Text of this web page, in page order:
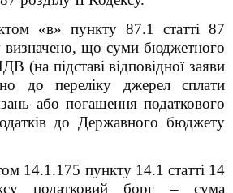
«в» пункту 87.1 статті 87
визначено, що суми бюджетного
(на підставі відповідної заяви
до переліку джерел сплати
або погашення податкового
до Державного бюджету
14.1.175 пункту 14.1 статті 14
податковий борг – сума